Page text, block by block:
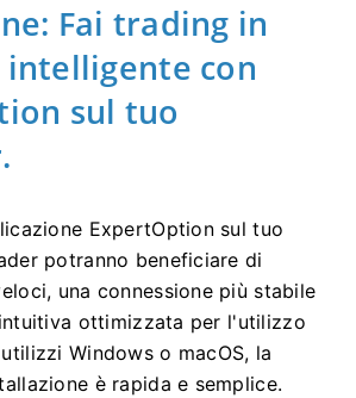
Fai trading in
con
sul tuo
ExpertOption sul tuo
potranno beneficiare di
una connessione più stabile
ottimizzata per l'utilizzo
Windows o macOS, la
è rapida e semplice.